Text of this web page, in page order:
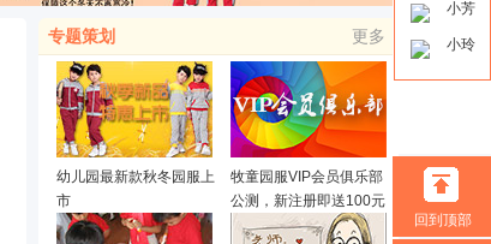
专题策划 更多
幼儿园最新款秋冬园服上
市
牧童园服VIP会员俱乐部
公测，新注册即送100元
小芳
小玲
回到顶部